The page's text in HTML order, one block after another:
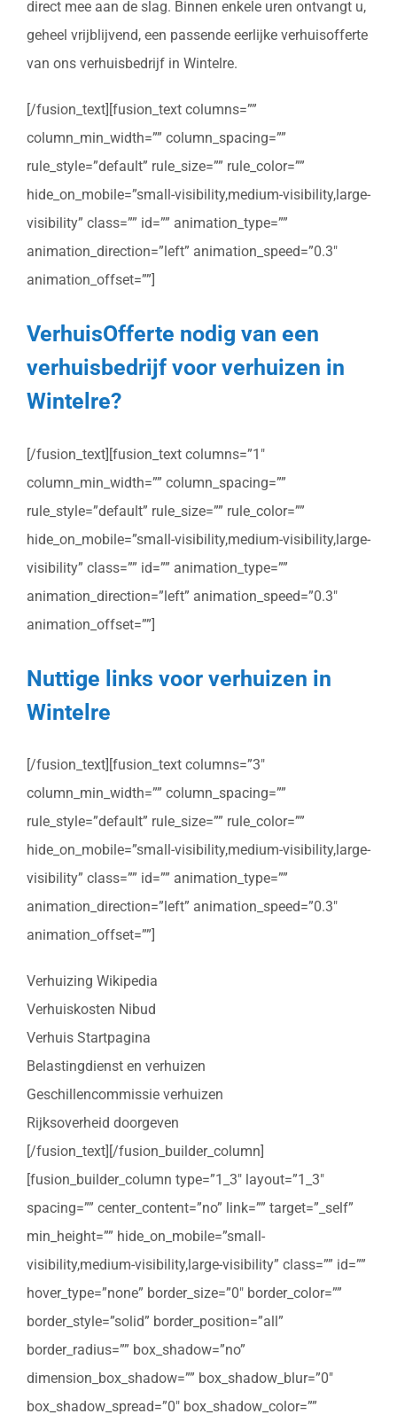
direct mee aan de slag. Binnen enkele uren ontvangt u,
geheel vrijblijvend, een passende eerlijke verhuisofferte
van ons verhuisbedrijf in Wintelre.
[/fusion_text][fusion_text columns=””
column_min_width=”” column_spacing=””
rule_style=”default” rule_size=”” rule_color=””
hide_on_mobile=”small-visibility,medium-visibility,large-
visibility” class=”” id=”” animation_type=””
animation_direction=”left” animation_speed=”0.3″
animation_offset=””]
VerhuisOfferte nodig van een
verhuisbedrijf voor verhuizen in
Wintelre?
[/fusion_text][fusion_text columns=”1″
column_min_width=”” column_spacing=””
rule_style=”default” rule_size=”” rule_color=””
hide_on_mobile=”small-visibility,medium-visibility,large-
visibility” class=”” id=”” animation_type=””
animation_direction=”left” animation_speed=”0.3″
animation_offset=””]
Nuttige links voor verhuizen in
Wintelre
[/fusion_text][fusion_text columns=”3″
column_min_width=”” column_spacing=””
rule_style=”default” rule_size=”” rule_color=””
hide_on_mobile=”small-visibility,medium-visibility,large-
visibility” class=”” id=”” animation_type=””
animation_direction=”left” animation_speed=”0.3″
animation_offset=””]
Verhuizing Wikipedia
Verhuiskosten Nibud
Verhuis Startpagina
Belastingdienst en verhuizen
Geschillencommissie verhuizen
Rijksoverheid doorgeven
[/fusion_text][/fusion_builder_column]
[fusion_builder_column type=”1_3″ layout=”1_3″
spacing=”” center_content=”no” link=”” target=”_self”
min_height=”” hide_on_mobile=”small-
visibility,medium-visibility,large-visibility” class=”” id=””
hover_type=”none” border_size=”0″ border_color=””
border_style=”solid” border_position=”all”
border_radius=”” box_shadow=”no”
dimension_box_shadow=”” box_shadow_blur=”0″
box_shadow_spread=”0″ box_shadow_color=””